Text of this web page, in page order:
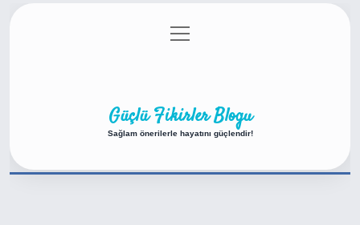
Gizlilik Politikası
menüyü
aç
Güçlü Fikirler Blogu
Sağlam önerilerle hayatını güçlendir!